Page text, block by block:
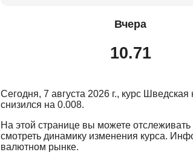
Вчера
10.71
Сегодня, 7 августа 2026 г., курс Шведская
снизился на 0.008.
На этой странице вы можете
смотреть динамику изменения курса.
валютном рынке.